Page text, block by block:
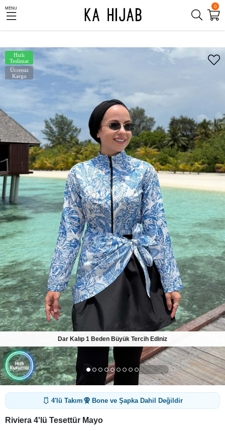
0
MENU
Ücretsiz
Kargo
Hızlı
Teslimat
Dar Kalıp 1 Beden Büyük Tercih Ediniz
🩱 4'lü Takım 🧕 Bone ve Şapka Dahil Değildir
Riviera 4'lü Tesettür Mayo